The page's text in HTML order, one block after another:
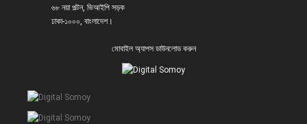
৬৮ নয়া পল্টন, ভিআইপি সড়ক
ঢাকা-১০০০, বাংলাদেশ।
মোবাইল অ্যাপস ডাউনলোড করুন